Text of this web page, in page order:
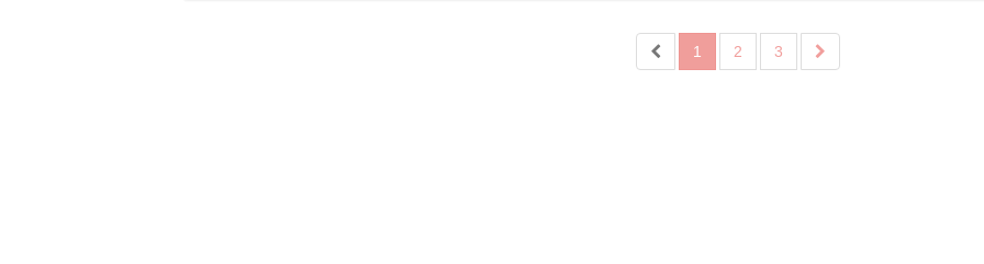
1 2 3